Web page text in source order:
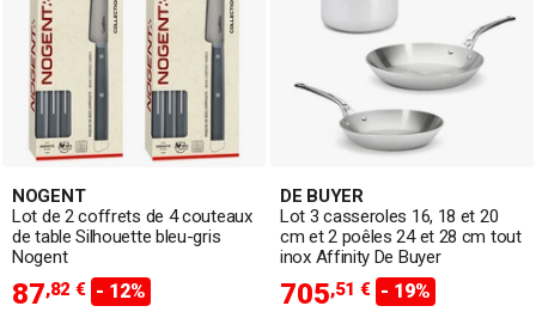
NOGENT
Lot de 2 coffrets de 4 couteaux
de table Silhouette bleu-gris
Nogent
87,82 € - 12%
DE BUYER
Lot 3 casseroles 16, 18 et 20
cm et 2 poêles 24 et 28 cm tout
inox Affinity De Buyer
705,51 € - 19%